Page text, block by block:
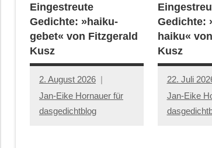
Eingestreute
Gedichte: »haiku-
gebet« von Fitzgerald
Kusz
2. August 2026
Jan-Eike Hornauer für
dasgedichtblog
Gedichte:
haiku«
Kusz
22. Juli
Jan-Eike